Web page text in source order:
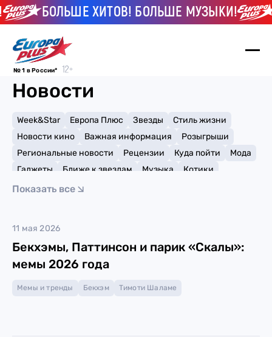
БОЛЬШЕ ХИТОВ! БОЛЬШЕ МУЗЫКИ!
№ 1 в России*
Новости
Week&Star Европа Плюс Звезды
Стиль жизни
Новости кино
Важная информация
Розыгрыши
Региональные новости
Рецензии Куда пойти
Мода
Гаджеты
Ближе к звездам Музыка
Котики
Мемы и тренды
Показать все
11 мая 2026
Бекхэмы, Паттинсон и парик «Скалы»:
мемы 2026 года
Мемы и тренды Бекхэм Тимоти Шаламе